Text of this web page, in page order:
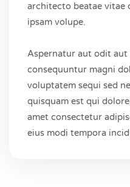
architecto beatae vitae
ipsam volupe.
Aspernatur aut odit aut
consequuntur magni
voluptatem sequi sed
quisquam est qui
amet consectetur
eius modi tempora